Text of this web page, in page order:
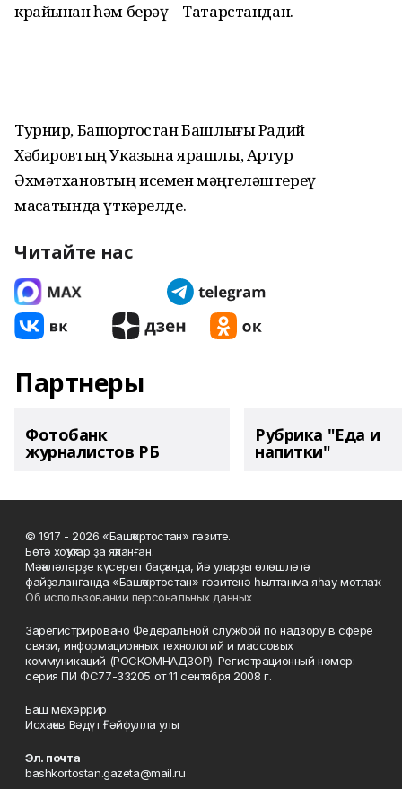
крайынан һәм берәү – Татарстандан.
Турнир, Башҡортостан Башлығы Радий
Хәбировтың Указына ярашлы, Артур
Әхмәтхановтың исемен мәңге­ләштереү
маҡсатында үткәрелде.
Читайте нас
Партнеры
Фотобанк
журналистов РБ
Рубрика "Еда и
напитки"
© 1917 - 2026 «Башҡортостан» гәзите.
Бөтә хоҡуҡтар ҙа яҡланған.
Мәҡәләләрҙе күсереп баҫҡанда, йә уларҙы өлөшләтә
файҙаланғанда «Башҡортостан» гәзитенә һылтанма яһау мотлаҡ.
Об использовании персональных данных
Зарегистрировано Федеральной службой по надзору в сфере
связи, информационных технологий и массовых
коммуникаций (РОСКОМНАДЗОР). Регистрационный номер:
серия ПИ ФС77-33205 от 11 сентября 2008 г.
Баш мөхәррир
Исхаҡов Вәдүт Ғәйфулла улы
Эл. почта
bashkortostan.gazeta@mail.ru